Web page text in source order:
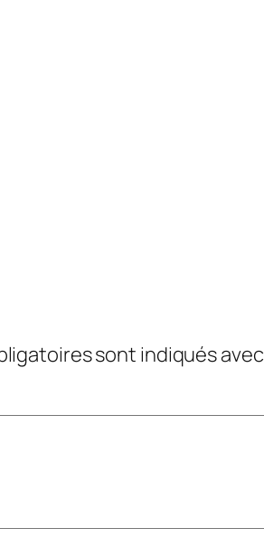
sont indiqués